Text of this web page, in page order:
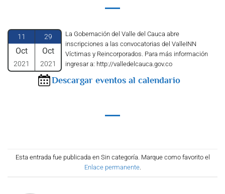
11
Oct
2021
29
Oct
2021
La Gobernación del Valle del Cauca abre
inscripciones a las convocatorias del ValleINN
Víctimas y Reincorporados. Para más información
ingresar a: http://valledelcauca.gov.co
Descargar eventos al calendario
Esta entrada fue publicada en Sin categoría. Marque como favorito el
Enlace permanente.